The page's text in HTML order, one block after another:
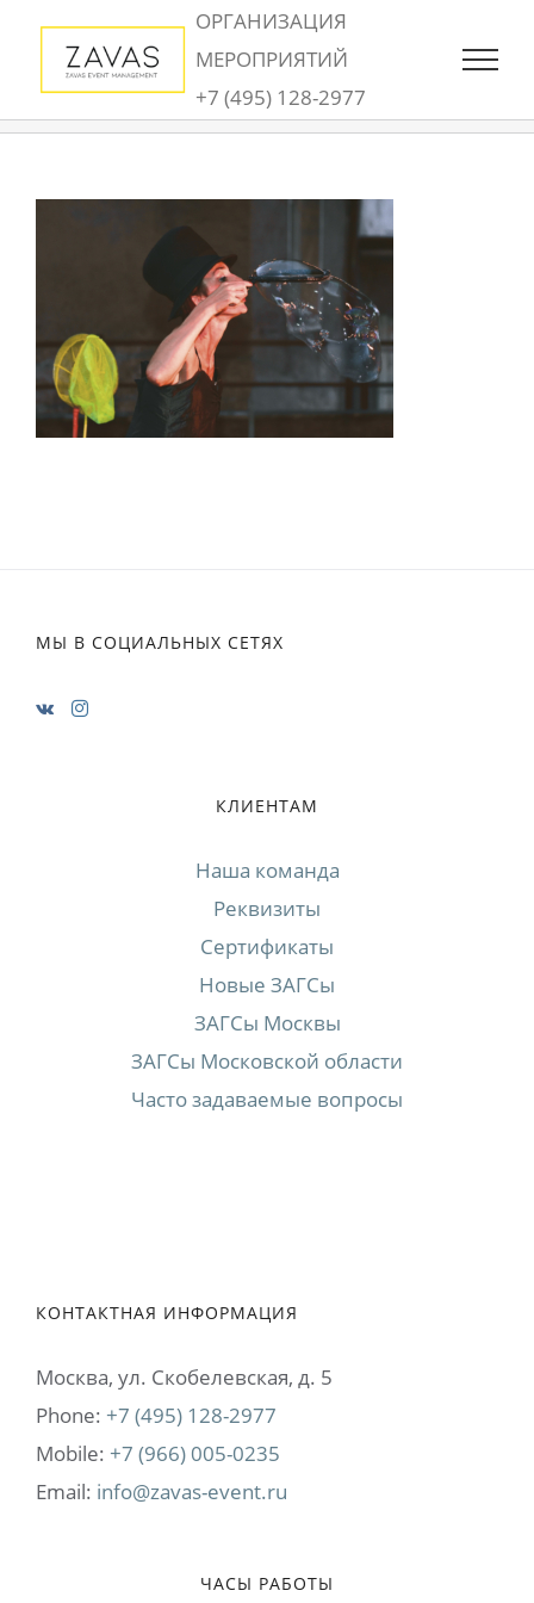
content
ОРГАНИЗАЦИЯ
МЕРОПРИЯТИЙ
+7 (495) 128-2977
МЫ В СОЦИАЛЬНЫХ СЕТЯХ
КЛИЕНТАМ
Наша команда
Реквизиты
Сертификаты
Новые ЗАГСы
ЗАГСы Москвы
ЗАГСы Московской области
Часто задаваемые вопросы
КОНТАКТНАЯ ИНФОРМАЦИЯ
Москва, ул. Cкобелевская, д. 5
Phone: +7 (495) 128-2977
Mobile: +7 (966) 005-0235
Email: info@zavas-event.ru
ЧАСЫ РАБОТЫ